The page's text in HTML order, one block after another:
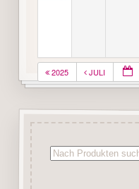
2025 JULI